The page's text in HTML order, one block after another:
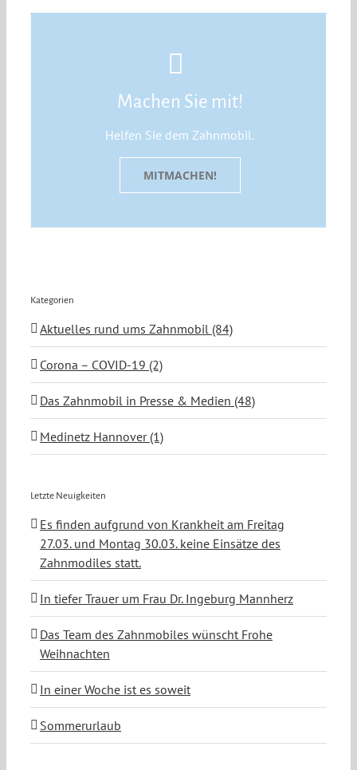
Machen Sie mit!
Helfen Sie dem Zahnmobil.
MITMACHEN!
Kategorien
Aktuelles rund ums Zahnmobil (84)
Corona – COVID-19 (2)
Das Zahnmobil in Presse & Medien (48)
Medinetz Hannover (1)
Letzte Neuigkeiten
Es finden aufgrund von Krankheit am Freitag
27.03. und Montag 30.03. keine Einsätze des
Zahnmodiles statt.
In tiefer Trauer um Frau Dr. Ingeburg Mannherz
Das Team des Zahnmobiles wünscht Frohe
Weihnachten
In einer Woche ist es soweit
Sommerurlaub